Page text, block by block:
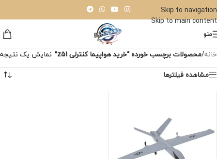
Skip to navigation
Skip to main content
منو
خانه/محصولات برچسب خورده “خرید هواپیما کنترلی z51”
نمایش یک نتیجه
مشاهده فیلترها